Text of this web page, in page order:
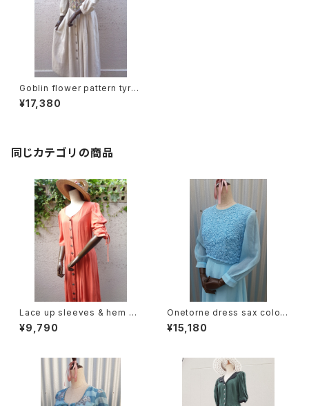
Goblin flower pattern tyrol
ean dress ゴブラン 花柄 チロ
リアン ワンピース
¥17,380
同じカテゴリの商品
Lace up sleeves & hem dr
ess レースアップ スリーブ &
ヘム 半袖 ワンピース
¥9,790
Onetorne dress sax color/
ワンカラーシフォンワンピース
サックス
¥15,180